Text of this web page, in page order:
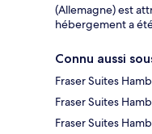
(Allemagne) est
hébergement a
Connu aussi
Fraser Suites
Fraser Suites
Fraser Suites